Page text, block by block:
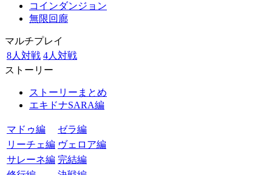
コインダンジョン
無限回廊
マルチプレイ
8人対戦 4人対戦
ストーリー
ストーリーまとめ
エキドナSARA編
マドゥ編
ゼラ編
リーチェ編 ヴェロア編
サレーネ編 完結編